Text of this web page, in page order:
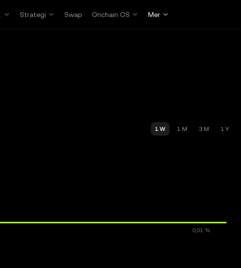
Strategi Swap Onchain OS Mer
1 W 1 M 3 M 1 Y